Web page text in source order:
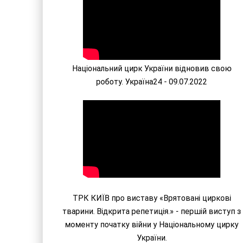
Національний цирк України відновив свою
роботу. Україна24 - 09.07.2022
ТРК КИЇВ про виставу «Врятовані циркові
тварини. Відкрита репетиція.» - першій виступ з
моменту початку війни у Національному цирку
України.